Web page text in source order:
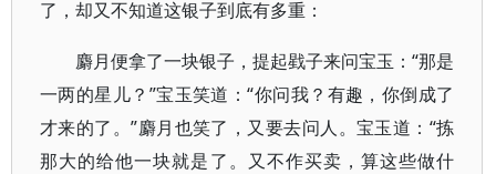
了，却又不知道这银子到底有多重：
麝月便拿了一块银子，提起戥子来问宝玉：“那是
一两的星儿？”宝玉笑道：“你问我？有趣，你倒成了
才来的了。”麝月也笑了，又要去问人。宝玉道：“拣
那大的给他一块就是了。又不作买卖，算这些做什